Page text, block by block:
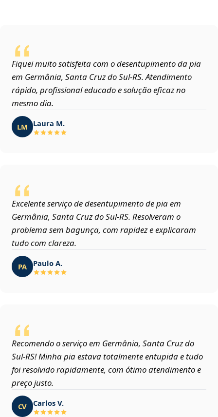
Fiquei muito satisfeita com o desentupimento da pia
em Germânia, Santa Cruz do Sul‑RS. Atendimento
rápido, profissional educado e solução eficaz no
mesmo dia.
LM Laura M.
Excelente serviço de desentupimento de pia em
Germânia, Santa Cruz do Sul‑RS. Resolveram o
problema sem bagunça, com rapidez e explicaram
tudo com clareza.
PA Paulo A.
Recomendo o serviço em Germânia, Santa Cruz do
Sul‑RS! Minha pia estava totalmente entupida e tudo
foi resolvido rapidamente, com ótimo atendimento e
preço justo.
CV Carlos V.